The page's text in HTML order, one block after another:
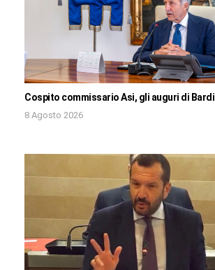
Cospito commissario Asi, gli auguri di Bardi
8 Agosto 2026